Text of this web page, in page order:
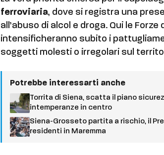
ferroviaria, dove si registra una
all’abuso di alcol e droga. Qui le Forze
intensificheranno subito i
soggetti molesti o irregolari sul
Potrebbe interessarti anche
Torrita di Siena, scatta il piano
intemperanze in centro
Siena-Grosseto partita a rischio, il
residenti in Maremma